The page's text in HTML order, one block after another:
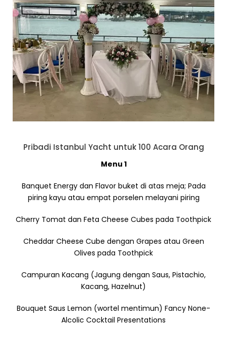
Pribadi Istanbul Yacht untuk 100 Acara Orang
Menu 1
Banquet Energy dan Flavor buket di atas meja; Pada
piring kayu atau empat porselen melayani piring
Cherry Tomat dan Feta Cheese Cubes pada Toothpick
Cheddar Cheese Cube dengan Grapes atau Green
Olives pada Toothpick
Campuran Kacang (Jagung dengan Saus, Pistachio,
Kacang, Hazelnut)
Bouquet Saus Lemon (wortel mentimun) Fancy None-
Alcolic Cocktail Presentations